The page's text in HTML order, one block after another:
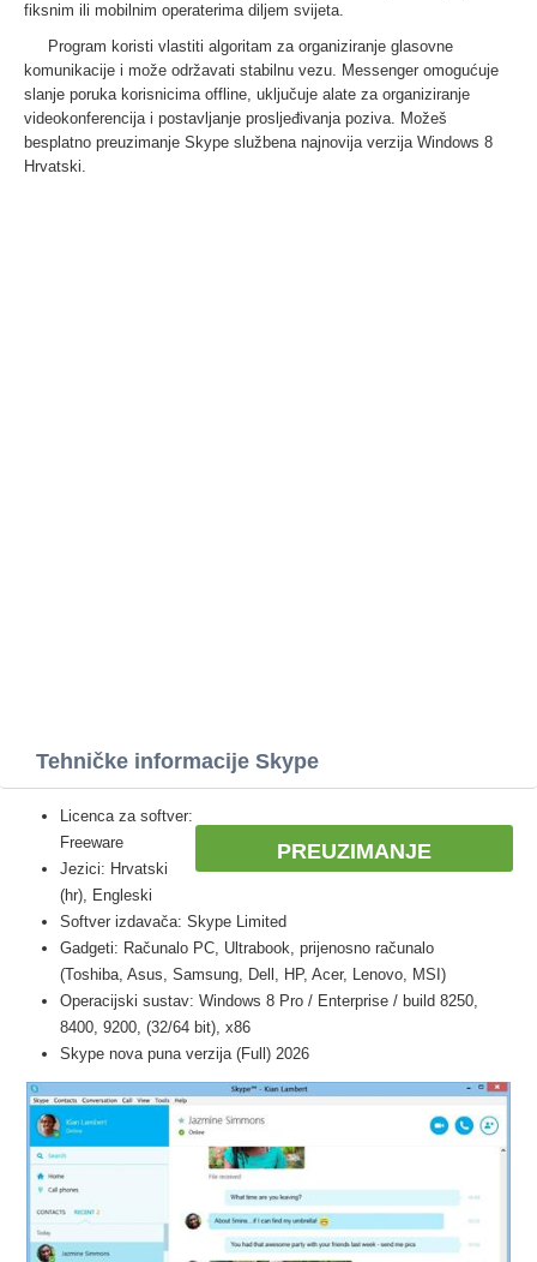
fiksnim ili mobilnim operaterima diljem svijeta.
Program koristi vlastiti algoritam za organiziranje glasovne
komunikacije i može održavati stabilnu vezu. Messenger omogućuje
slanje poruka korisnicima offline, uključuje alate za organiziranje
videokonferencija i postavljanje prosljeđivanja poziva. Možeš
besplatno preuzimanje Skype službena najnovija verzija Windows 8
Hrvatski.
Tehničke informacije Skype
PREUZIMANJE
Licenca za softver:
Freeware
Jezici: Hrvatski
(hr), Engleski
Softver izdavača: Skype Limited
Gadgeti: Računalo PC, Ultrabook, prijenosno računalo
(Toshiba, Asus, Samsung, Dell, HP, Acer, Lenovo, MSI)
Operacijski sustav: Windows 8 Pro / Enterprise / build 8250,
8400, 9200, (32/64 bit), x86
Skype nova puna verzija (Full) 2026